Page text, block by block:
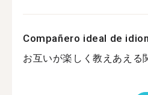
Compañero ideal de
お互いが楽しく教えあえる